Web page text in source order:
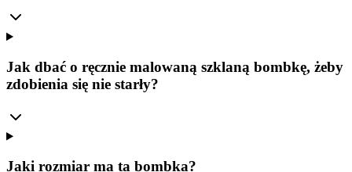
Jak dbać o ręcznie malowaną szklaną bombkę, żeby
zdobienia się nie starły?
Jaki rozmiar ma ta bombka?